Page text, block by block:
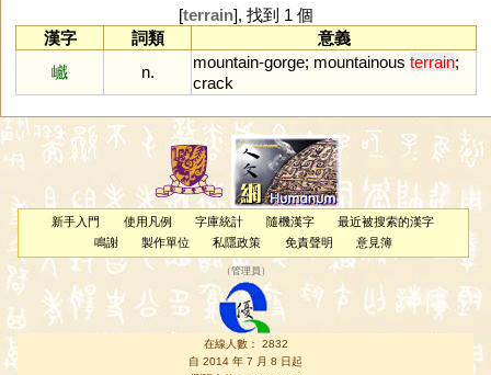
[terrain], 找到 1 個
漢字
詞類
意義
巇
n.
mountain-gorge; mountainous terrain;
crack
新手入門 使用凡例 字庫統計 隨機漢字
最近被搜索的漢字
鳴謝
製作單位 私隱政策 免責聲明 意見簿
（管理員 ）
在線人數： 2832
自 2014 年 7 月 8 日起